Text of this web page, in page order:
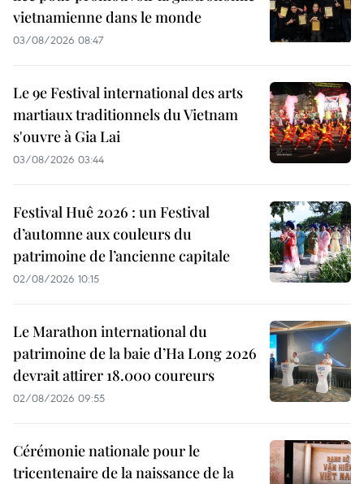
vietnamienne dans le monde
03/08/2026 08:47
Le 9e Festival international des arts
martiaux traditionnels du Vietnam
s'ouvre à Gia Lai
03/08/2026 03:44
Festival Huê 2026 : un Festival
d’automne aux couleurs du
patrimoine de l’ancienne capitale
02/08/2026 10:15
Le Marathon international du
patrimoine de la baie d’Ha Long 2026
devrait attirer 18.000 coureurs
02/08/2026 09:55
Cérémonie nationale pour le
tricentenaire de la naissance de la